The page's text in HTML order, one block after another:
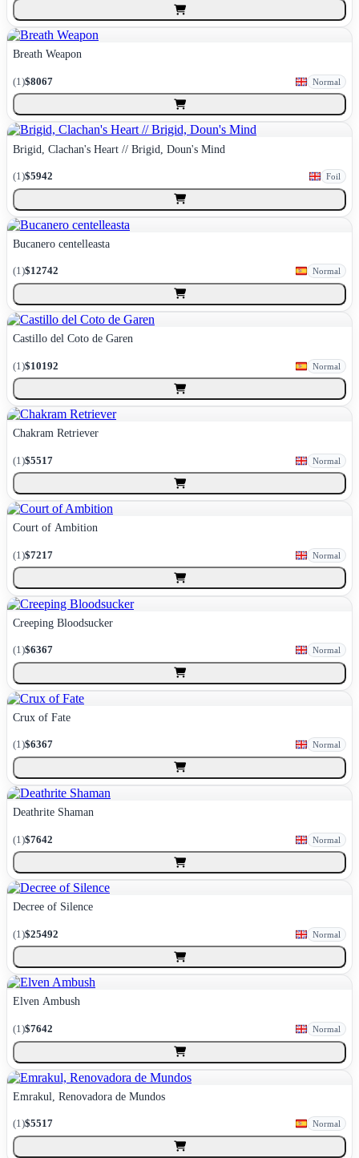
Breath Weapon
(1)$8067 Normal
Brigid, Clachan's Heart // Brigid, Doun's Mind
(1)$5942 Foil
Bucanero centelleasta
(1)$12742 Normal
Castillo del Coto de Garen
(1)$10192 Normal
Chakram Retriever
(1)$5517 Normal
Court of Ambition
(1)$7217 Normal
Creeping Bloodsucker
(1)$6367 Normal
Crux of Fate
(1)$6367 Normal
Deathrite Shaman
(1)$7642 Normal
Decree of Silence
(1)$25492 Normal
Elven Ambush
(1)$7642 Normal
Emrakul, Renovadora de Mundos
(1)$5517 Normal